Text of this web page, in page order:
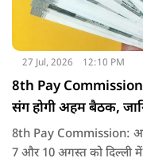
27 Jul, 2026 12:10 PM
8th Pay
संग होगी अहम बैठक,
8th Pay Commission:
7 और 10 अगस्त को दिल्ली